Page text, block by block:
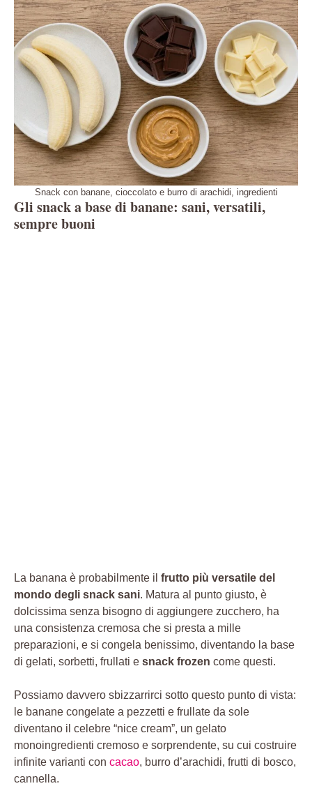
Snack con banane, cioccolato e burro di arachidi, ingredienti
Gli snack a base di banane: sani, versatili,
sempre buoni
La banana è probabilmente il frutto più versatile del
mondo degli snack sani. Matura al punto giusto, è
dolcissima senza bisogno di aggiungere zucchero, ha
una consistenza cremosa che si presta a mille
preparazioni, e si congela benissimo, diventando la base
di gelati, sorbetti, frullati e snack frozen come questi.
Possiamo davvero sbizzarrirci sotto questo punto di vista:
le banane congelate a pezzetti e frullate da sole
diventano il celebre “nice cream”, un gelato
monoingredienti cremoso e sorprendente, su cui costruire
infinite varianti con cacao, burro d’arachidi, frutti di bosco,
cannella.